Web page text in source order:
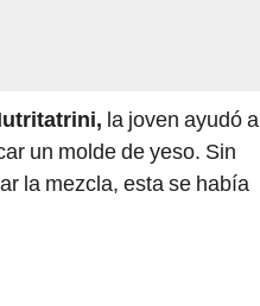
la joven ayudó a
un molde de yeso. Sin
la mezcla, esta se había